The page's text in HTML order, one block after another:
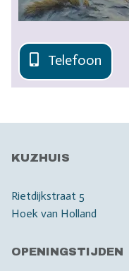
Telefoon
KUZHUIS
Rietdijkstraat 5
Hoek van Holland
OPENINGSTIJDEN